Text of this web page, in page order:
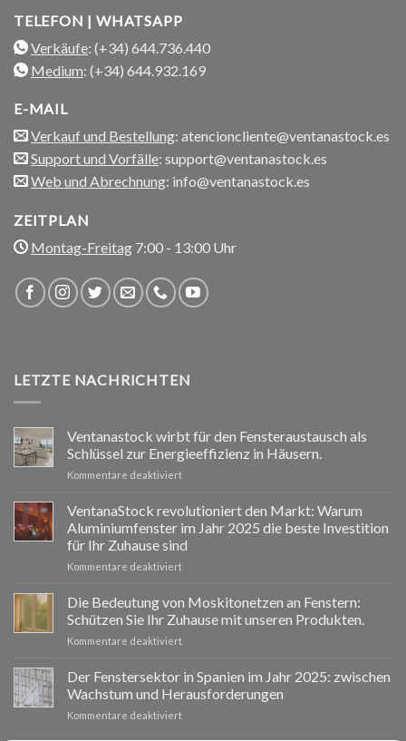
TELEFON | WHATSAPP
Verkäufe: (+34) 644.736.440
Medium: (+34) 644.932.169
E-MAIL
Verkauf und Bestellung: atencioncliente@ventanastock.es
Support und Vorfälle: support@ventanastock.es
Web und Abrechnung: info@ventanastock.es
ZEITPLAN
Montag-Freitag 7:00 - 13:00 Uhr
LETZTE NACHRICHTEN
Ventanastock wirbt für den Fensteraustausch als
Schlüssel zur Energieeffizienz in Häusern.
Kommentare deaktiviertfür
impulsa
el
cambio
de
ventanas
clave
para
la
eficiencia
en
los
VentanaStock revolutioniert den Markt: Warum
Aluminiumfenster im Jahr 2025 die beste Investition
für Ihr Zuhause sind
Kommentare deaktiviertfür
VentanaStock
revoluciona
el
mercado:
qué
de
Die Bedeutung von Moskitonetzen an Fenstern:
Schützen Sie Ihr Zuhause mit unseren Produkten.
Kommentare deaktiviertfür
importancia
de
las
mosquiteras
Der Fenstersektor in Spanien im Jahr 2025: zwischen
Wachstum und Herausforderungen
Kommentare deaktiviertfür